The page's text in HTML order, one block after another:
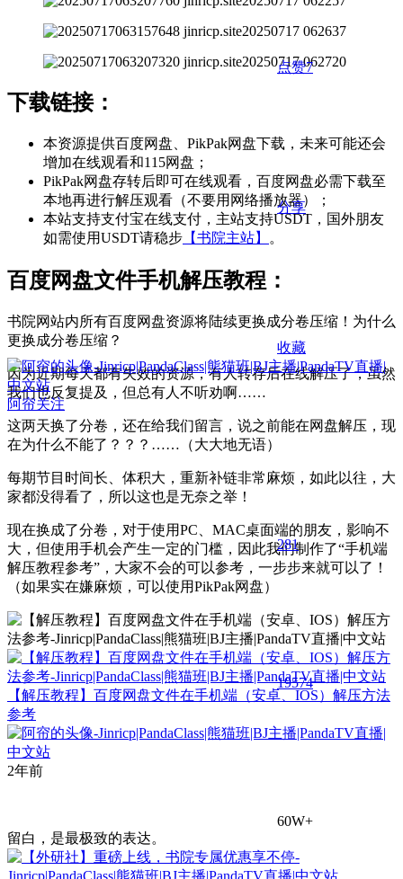
下载链接：
本资源提供百度网盘、PikPak网盘下载，未来可能还会
增加在线观看和115网盘；
PikPak网盘存转后即可在线观看，百度网盘必需下载至
本地再进行解压观看（不要用网络播放器）；
本站支持支付宝在线支付，主站支持USDT，国外朋友
如需使用USDT请稳步 【书院主站】 。
百度网盘文件手机解压教程：
书院网站内所有百度网盘资源将陆续更换成分卷压缩！为什么
更换成分卷压缩？
因为近期每天都有失效的资源，有人转存后在线解压了，虽然
我们也反复提及，但总有人不听劝啊……
这两天换了分卷，还在给我们留言，说之前能在网盘解压，现
在为什么不能了？？？……（大大地无语）
每期节目时间长、体积大，重新补链非常麻烦，如此以往，大
家都没得看了，所以这也是无奈之举！
现在换成了分卷，对于使用PC、MAC桌面端的朋友，影响不
大，但使用手机会产生一定的门槛，因此我们制作了“手机端
解压教程参考”，大家不会的可以参考，一步步来就可以了！
（如果实在嫌麻烦，可以使用PikPak网盘）
【解压教程】百度网盘文件在手机端（安卓、IOS）解压方法
参考
2年前
点赞7
分享
收藏
阿帘关注
281
19574
60W+
留白，是最极致的表达。